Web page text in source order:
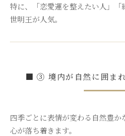
特に、「恋愛運を整えたい人」
世明王が人気。
■ ③ 境内が自然に囲ま
四季ごとに表情が変わる自然豊
心が落ち着きます。